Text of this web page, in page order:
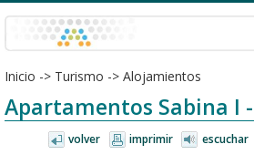
Inicio -> Turismo -> Alojamientos
Apartamentos Sabina I
volver imprimir escuchar